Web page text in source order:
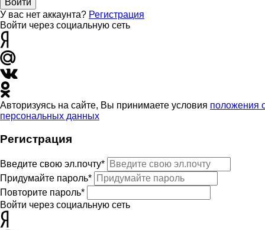
Войти
У вас нет аккаунта? Регистрация
Войти через социальную сеть
Авторизуясь на сайте, Вы принимаете условия положения
персональных данных
Регистрация
Введите свою эл.почту*
Придумайте пароль*
Повторите пароль*
Войти через социальную сеть